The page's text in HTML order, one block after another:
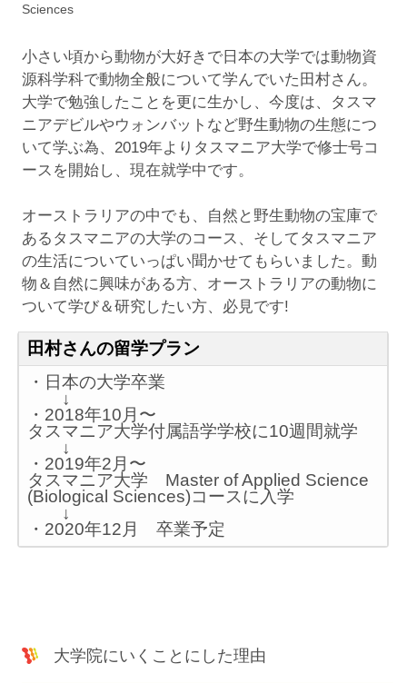
Sciences
小さい頃から動物が大好きで日本の大学では動物資
源科学科で動物全般について学んでいた田村さん。
大学で勉強したことを更に生かし、今度は、タスマ
ニアデビルやウォンバットなど野生動物の生態につ
いて学ぶ為、2019年よりタスマニア大学で修士号コ
ースを開始し、現在就学中です。
オーストラリアの中でも、自然と野生動物の宝庫で
あるタスマニアの大学のコース、そしてタスマニア
の生活についていっぱい聞かせてもらいました。動
物＆自然に興味がある方、オーストラリアの動物に
ついて学び＆研究したい方、必見です!
田村さんの留学プラン
・日本の大学卒業
↓
・2018年10月〜
タスマニア大学付属語学学校に10週間就学
↓
・2019年2月〜
タスマニア大学 Master of Applied Science
(Biological Sciences)コースに入学
↓
・2020年12月 卒業予定
大学院にいくことにした理由